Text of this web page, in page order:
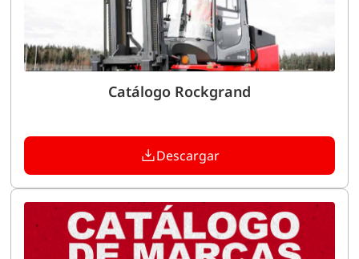
Catálogo Rockgrand
Descargar